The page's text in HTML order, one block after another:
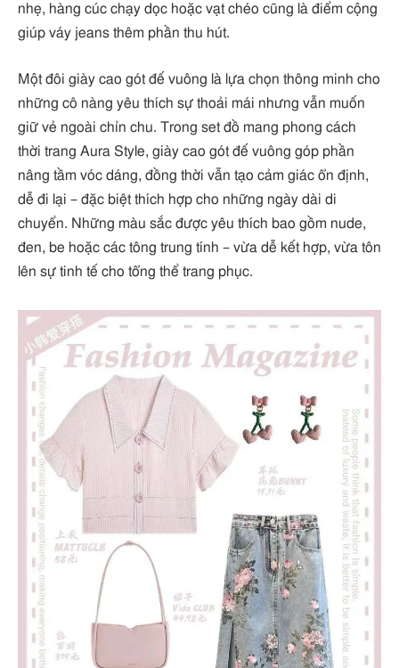
nhẹ, hàng cúc chạy dọc hoặc vạt chéo cũng là điểm cộng
giúp váy jeans thêm phần thu hút.
Một đôi giày cao gót đế vuông là lựa chọn thông minh cho
những cô nàng yêu thích sự thoải mái nhưng vẫn muốn
giữ vẻ ngoài chỉn chu. Trong set đồ mang phong cách
thời trang Aura Style, giày cao gót đế vuông góp phần
nâng tầm vóc dáng, đồng thời vẫn tạo cảm giác ổn định,
dễ đi lại – đặc biệt thích hợp cho những ngày dài di
chuyển. Những màu sắc được yêu thích bao gồm nude,
đen, be hoặc các tông trung tính – vừa dễ kết hợp, vừa tôn
lên sự tinh tế cho tổng thể trang phục.